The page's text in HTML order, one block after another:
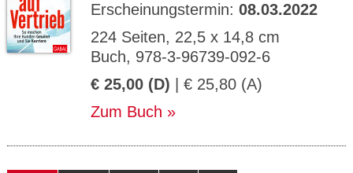
Erscheinungstermin: 08.03.2022
224 Seiten, 22,5 x 14,8 cm
Buch, 978-3-96739-092-6
€ 25,00 (D) | € 25,80 (A)
Zum Buch